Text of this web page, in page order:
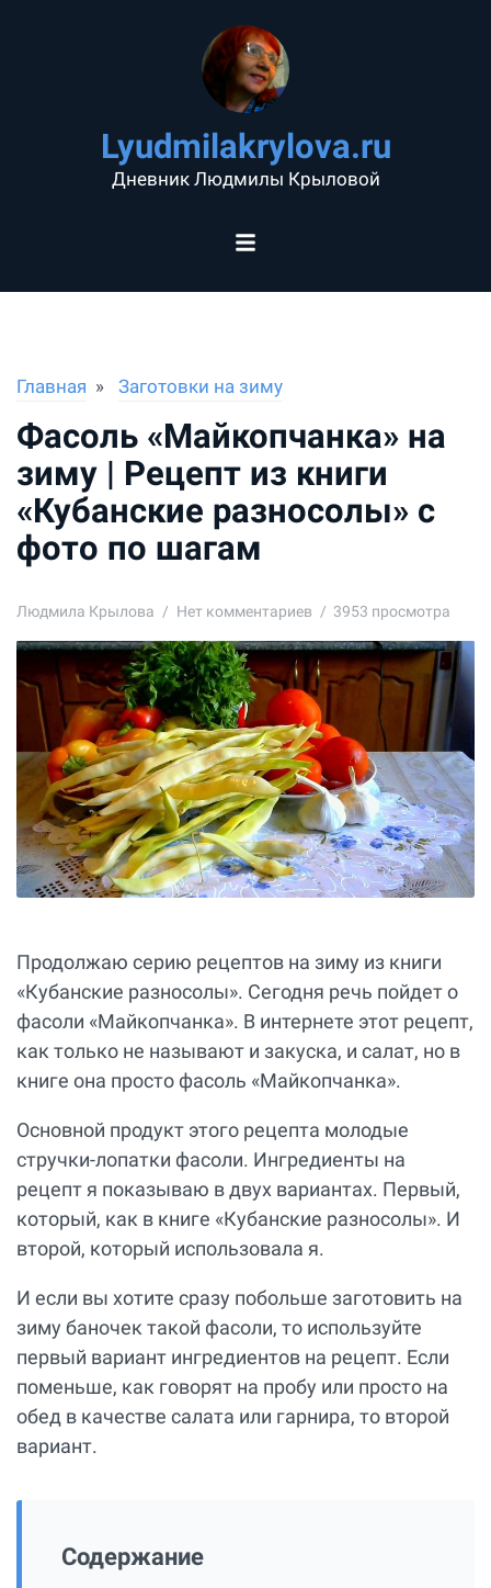
Lyudmilakrylova.ru
Дневник Людмилы Крыловой
Главная Заготовки на зиму
Фасоль «Майкопчанка» на
зиму | Рецепт из книги
«Кубанские разносолы» с
фото по шагам
Людмила Крылова Нет комментариев 3953 просмотра
Продолжаю серию рецептов на зиму из книги
«Кубанские разносолы». Сегодня речь пойдет о
фасоли «Майкопчанка». В интернете этот рецепт,
как только не называют и закуска, и салат, но в
книге она просто фасоль «Майкопчанка».
Основной продукт этого рецепта молодые
стручки-лопатки фасоли. Ингредиенты на
рецепт я показываю в двух вариантах. Первый,
который, как в книге «Кубанские разносолы». И
второй, который использовала я.
И если вы хотите сразу побольше заготовить на
зиму баночек такой фасоли, то используйте
первый вариант ингредиентов на рецепт. Если
поменьше, как говорят на пробу или просто на
обед в качестве салата или гарнира, то второй
вариант.
Содержание